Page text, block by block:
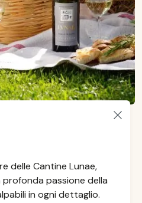
delle Cantine Lunae,
passione della
in ogni dettaglio.